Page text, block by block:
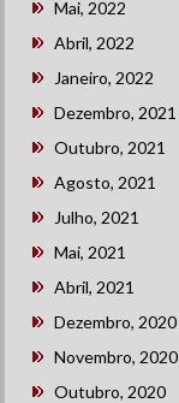
Mai, 2022
Abril, 2022
Janeiro, 2022
Dezembro, 2021
Outubro, 2021
Agosto, 2021
Julho, 2021
Mai, 2021
Abril, 2021
Dezembro, 2020
Novembro, 2020
Outubro, 2020